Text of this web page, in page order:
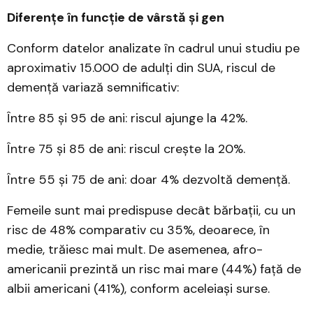
Diferențe în funcție de vârstă și gen
Conform datelor analizate în cadrul unui studiu pe
aproximativ 15.000 de adulți din SUA, riscul de
demență variază semnificativ:
Între 85 și 95 de ani: riscul ajunge la 42%.
Între 75 și 85 de ani: riscul crește la 20%.
Între 55 și 75 de ani: doar 4% dezvoltă demență.
Femeile sunt mai predispuse decât bărbații, cu un
risc de 48% comparativ cu 35%, deoarece, în
medie, trăiesc mai mult. De asemenea, afro-
americanii prezintă un risc mai mare (44%) față de
albii americani (41%), conform aceleiași surse.